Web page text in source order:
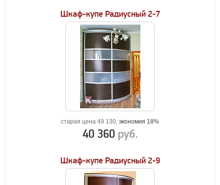
Шкаф-купе Радиусный 2-7
старая цена 49 130, экономия 18%
40 360 руб.
Шкаф-купе Радиусный 2-9